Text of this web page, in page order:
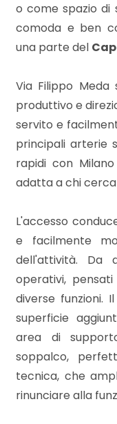
o come spazio di
comoda e ben
una parte del
Via Filippo
produttivo e
servito e
principali arterie
rapidi con
adatta a chi
L'accesso
e facilmente
dell'attività. Da
operativi,
diverse funzioni.
superficie
area di
soppalco,
tecnica, che
rinunciare alla
Locali
minimi
2
3
4
5